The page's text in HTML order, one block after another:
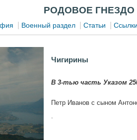
РОДОВОЕ ГНЕЗДО
Военный раздел Статьи Ссылки
Чигирины
В 3-тью часть Указом
Петр Иванов с сыном